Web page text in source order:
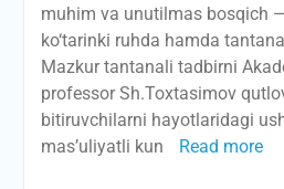
muhim va unutilmas bosqich
ko‘tarinki ruhda hamda
Mazkur tantanali tadbirni
professor Sh.Toxtasimov
bitiruvchilarni hayotlaridagi
mas’uliyatli kun
Read more